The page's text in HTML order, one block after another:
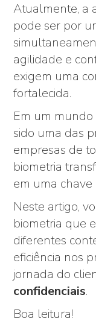
Atualmente, a
pode ser por
agilidade e
exigem uma
fortalecida.
Em um
sido uma das
empresas de
biometria
em uma chave
Neste artigo,
biometria que
diferentes
eficiência nos
jornada do
confidenciais.
Boa leitura!